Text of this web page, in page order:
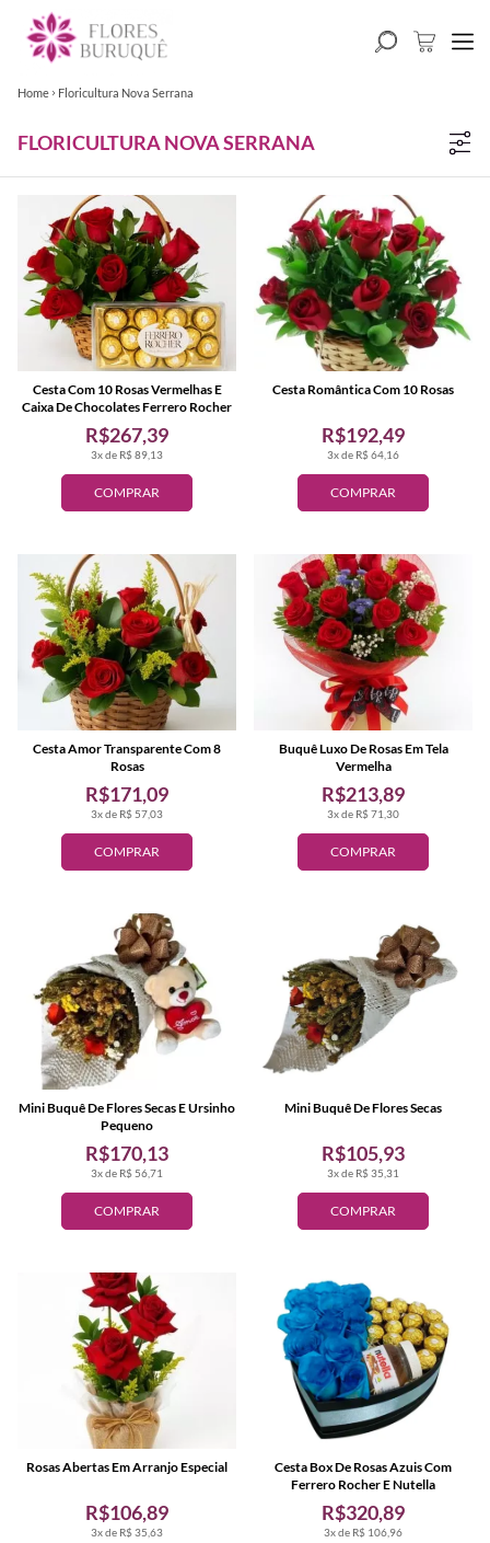
Home Floricultura Nova Serrana
FLORICULTURA NOVA SERRANA
COMPRAR
3x de R$ 89,13
R$267,39
Cesta Com 10 Rosas Vermelhas E
Caixa De Chocolates Ferrero Rocher
COMPRAR
3x de R$ 64,16
R$192,49
Cesta Romântica Com 10 Rosas
COMPRAR
3x de R$ 57,03
R$171,09
Cesta Amor Transparente Com 8
Rosas
COMPRAR
3x de R$ 71,30
R$213,89
Buquê Luxo De Rosas Em Tela
Vermelha
COMPRAR
3x de R$ 56,71
R$170,13
Mini Buquê De Flores Secas E Ursinho
Pequeno
COMPRAR
3x de R$ 35,31
R$105,93
Mini Buquê De Flores Secas
3x de R$ 35,63
R$106,89
Rosas Abertas Em Arranjo Especial
3x de R$ 106,96
R$320,89
Cesta Box De Rosas Azuis Com
Ferrero Rocher E Nutella